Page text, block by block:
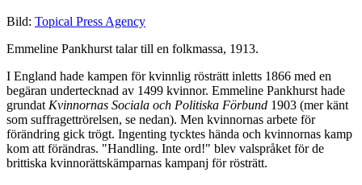
Bild: Topical Press Agency
Emmeline Pankhurst talar till en folkmassa, 1913.
I England hade kampen för kvinnlig rösträtt inletts 1866 med en
begäran undertecknad av 1499 kvinnor. Emmeline Pankhurst hade
grundat Kvinnornas Sociala och Politiska Förbund 1903 (mer känt
som suffragettrörelsen, se nedan). Men kvinnornas arbete för
förändring gick trögt. Ingenting tycktes hända och kvinnornas kamp
kom att förändras. "Handling. Inte ord!" blev valspråket för de
brittiska kvinnorättskämparnas kampanj för rösträtt.